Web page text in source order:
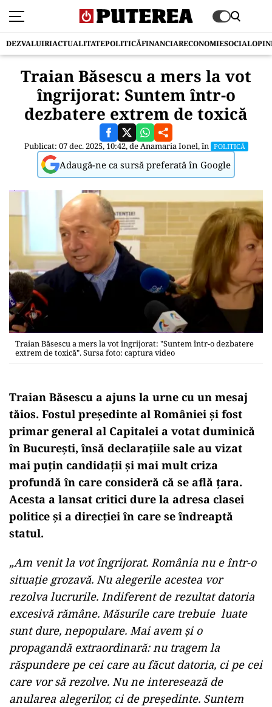
DEZVALUIRIACTUALITATEPOLITICĂFINANCIARECONOMIESOCIAL
Traian Băsescu a mers la vot
îngrijorat: Suntem într-o
dezbatere extrem de toxică
Publicat: 07 dec. 2025, 10:42, deAnamaria Ionel, în POLITICĂ
Adaugă-ne ca sursă preferată în Google
Traian Băsescu a mers la vot îngrijorat: "Suntem într-o dezbatere
extrem de toxică". Sursa foto: captura video
Traian Băsescu a ajuns la urne cu un mesaj
tăios. Fostul președinte al României și fost
primar general al Capitalei a votat duminică
în București, însă declarațiile sale au vizat
mai puțin candidații și mai mult criza
profundă în care consideră că se află țara.
Acesta a lansat critici dure la adresa clasei
politice și a direcției în care se îndreaptă
statul.
„Am venit la vot îngrijorat. România nu e într-o
situație grozavă. Nu alegerile acestea vor
rezolva lucrurile. Indiferent de rezultat datoria
excesivă rămâne. Măsurile care trebuie luate
sunt dure, nepopulare. Mai avem și o
propagandă extraordinară: nu tragem la
răspundere pe cei care au făcut datoria, ci pe cei
care vor să rezolve. Nu ne interesează de
anularea alegerilor, ci de președinte. Suntem